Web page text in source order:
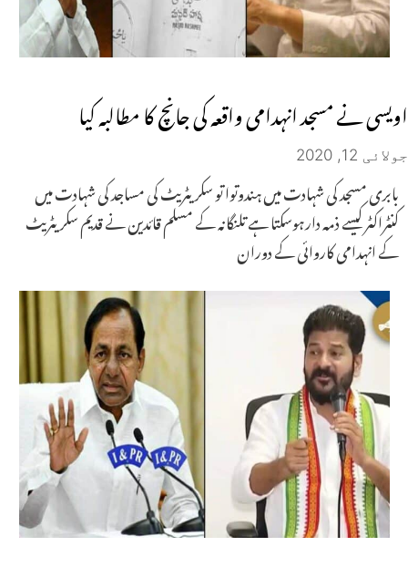
اویسی نے مسجد انہدامی واقعہ کی جانچ کا مطالبہ کیا
جولائی 12, 2020
بابری مسجد کی شہادت میں ہندوتوا تو سکریٹریٹ کی مساجد کی شہادت میں
کنٹراکٹر کیسے ذمہ دارہوسکتا ہے تلنگانہ کے مسلم قائدین نے قدیم سکریٹریٹ
کے انہدامی کاروائی کے دوران